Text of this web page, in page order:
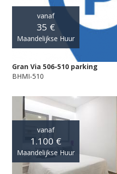
vanaf
35 €
Maandelijkse Huur
Gran Via 506-510 parking
BHMI-510
vanaf
1.100 €
Maandelijkse Huur